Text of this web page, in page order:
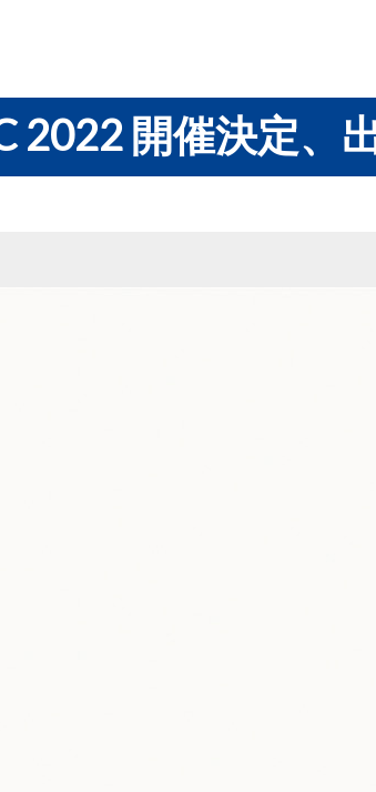
2022 開催決定、